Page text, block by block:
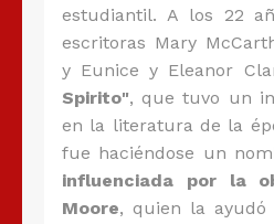
estudiantil. A los 22
escritoras Mary
y Eunice y Eleanor
Spirito", que tuvo un
en la literatura de la
fue haciéndose un
influenciada por la
Moore, quien la